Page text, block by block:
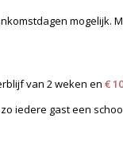
mogelijk.
van 2 weken en €
iedere gast een